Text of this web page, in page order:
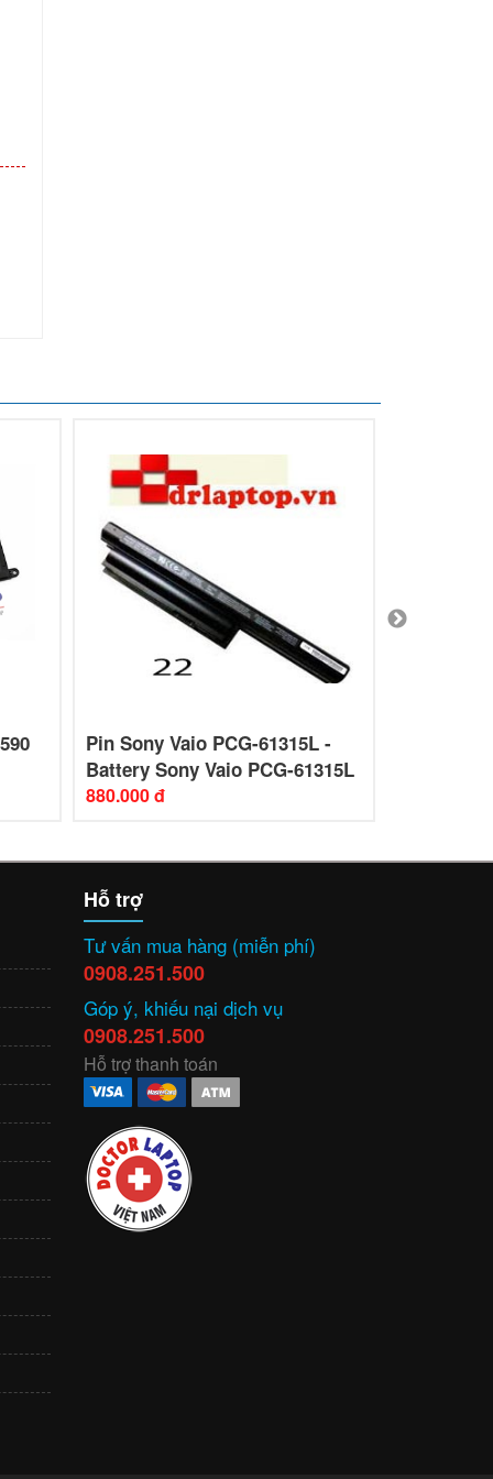
Pin Sony Vaio PCG-61315L -
Battery Sony Vaio PCG-61315L
Laptop
880.000 đ
Hỗ trợ
Tư vấn mua hàng (miễn phí)
0908.251.500
Góp ý, khiếu nại dịch vụ
0908.251.500
Hỗ trợ thanh toán